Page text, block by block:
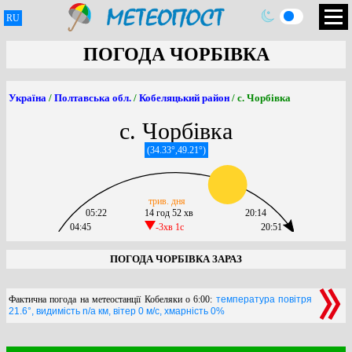
RU
ПОГОДА ЧОРБІВКА
Україна / Полтавська обл. / Кобеляцький район / с. Чорбівка
с. Чорбівка
(34.33°,49.21°)
04:45
05:22
14 год 52 хв
-3хв 1c
трив. дня
20:51
20:14
ПОГОДА ЧОРБІВКА ЗАРАЗ
Фактична погода на метеостанції Кобеляки о 6:00: температура повітря
21.6°, видимість n/a км, вітер 0 м/с, хмарність 0%